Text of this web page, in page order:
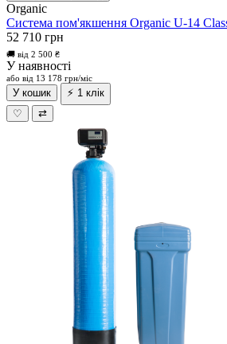
Organic
Система пом'якшення Organic U-14
52 710 грн
🚚 від 2 500 ₴
У наявності
або від 13 178 грн/міс
У кошик
⚡ 1 клік
♡
⇄